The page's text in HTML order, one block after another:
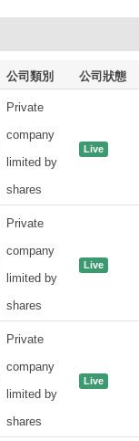
公司類別 公司狀態
Private
company
limited by
shares
Live
Private
company
limited by
shares
Live
Private
company
limited by
shares
Live